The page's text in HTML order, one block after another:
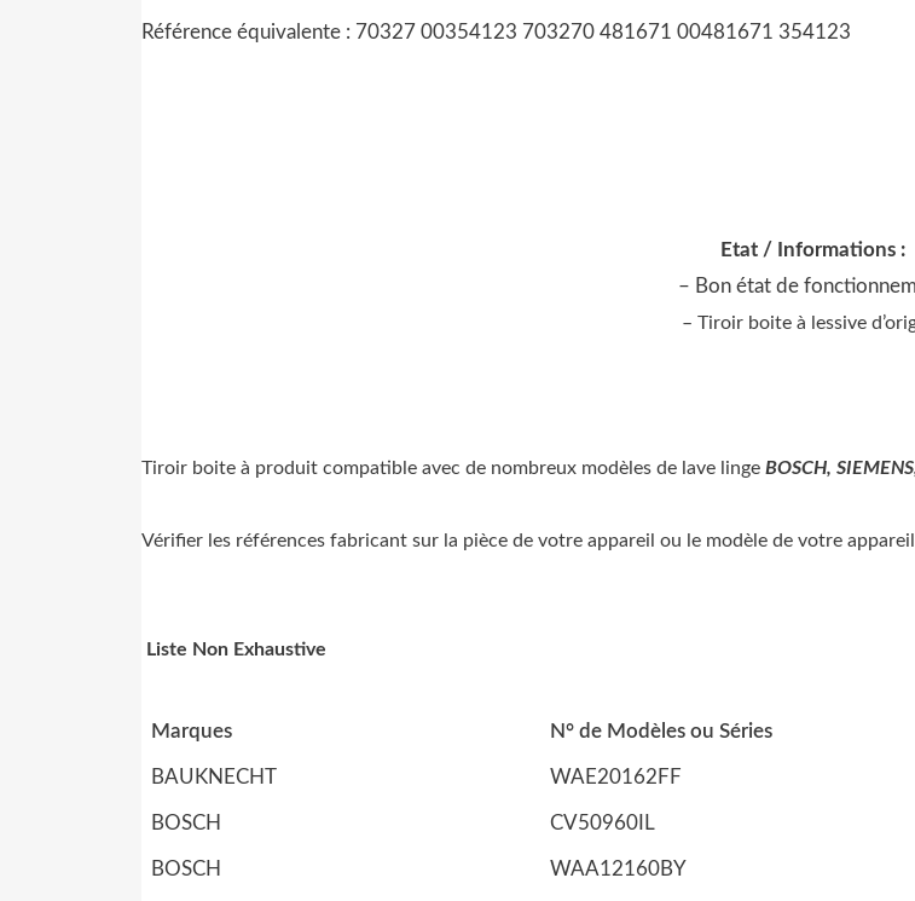
Référence équivalente : 70327 00354123 703270 481671 00481671 354123
Etat / Informations :
– Bon état de
– Tiroir boite à lessive
Tiroir boite à produit compatible avec de nombreux modèles de lave linge BOSCH,
Vérifier les références fabricant sur la pièce de votre appareil ou le modèle de votre
Liste Non Exhaustive
Marques N° de Modèles ou Séries
BAUKNECHT WAE20162FF
BOSCH CV50960IL
BOSCH WAA12160BY